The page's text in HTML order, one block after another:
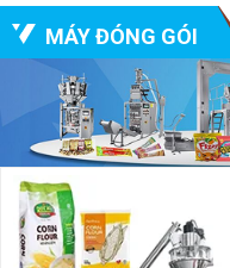
MÁY ĐÓNG GÓI